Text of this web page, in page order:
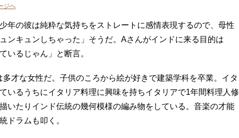
ジへ
年の彼は純粋な気持ちをストレートに感情表現するので、母性
ンキュンしちゃった」そうだ。Aさんがインドに来る目的は
いるじゃん」と断言。
才な女性だ。子供のころから絵が好きで建築学科を卒業。イタ
いるうちにイタリア料理に興味を持ちイタリアで1年間料理人修
いたりインド伝統の幾何模様の編み物をしている。音楽の才能
ドラムも叩く。